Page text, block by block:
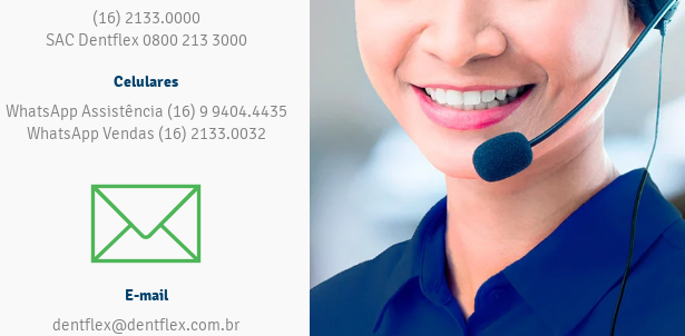
(16) 2133.0000
SAC Dentflex 0800 213 3000
Celulares
WhatsApp Assistência (16) 9 9404.4435
WhatsApp Vendas (16) 2133.0032
E-mail
dentflex@dentflex.com.br